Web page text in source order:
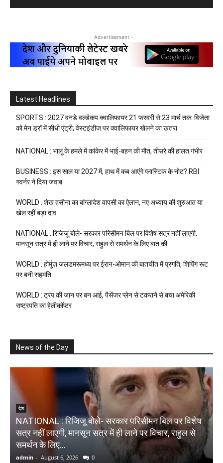
- Advertisement -
Latest Headlines
SPORTS : 2027 वनडे वर्ल्डकप क्वालिफायर 21 फरवरी से 23 मार्च तक: विजेता
को मेन ड्रॉ में सीधी एंट्री; वेस्टइंडीज पर क्वालिफायर खेलने का खतरा
NATIONAL : भालू के हमले में कांकेर में भाई-बहन की मौत, तीसरे की हालत गंभीर
BUSINESS : इस साल या 2027 में, हाथ में कब आएंगे प्लास्टिक के नोट? RBI
गवर्नर ने दिया जवाब
WORLD : शेख हसीना का बांग्लादेश वापसी का ऐलान, नए अध्याय की शुरुआत या
खेल रहीं बड़ा दांव
NATIONAL : रिजिजू बोले- सरकार परिसीमन बिल पर विशेष सत्र नहीं लाएगी,
मानसून सत्र में ही लाने पर विचार, राहुल से समर्थन के लिए बात की
WORLD : होर्मुज़ जलडमरूमध्य पर ईरान-ओमान की बातचीत में प्रगति, शिपिंग रूट
पर बनी सहमति
WORLD : ट्रंप की जान पर बन आई, पैसेंजर प्लेन से टकराने से बचा अमेरिकी
राष्ट्रपति का हेलीकॉप्टर
News of the Day
देश
NATIONAL : रिजिजू बोले- सरकार परिसीमन बिल पर विशेष
सत्र नहीं लाएगी, मानसून सत्र में ही लाने पर विचार, राहुल से
समर्थन के लिए...
admin - August 6, 2026 0